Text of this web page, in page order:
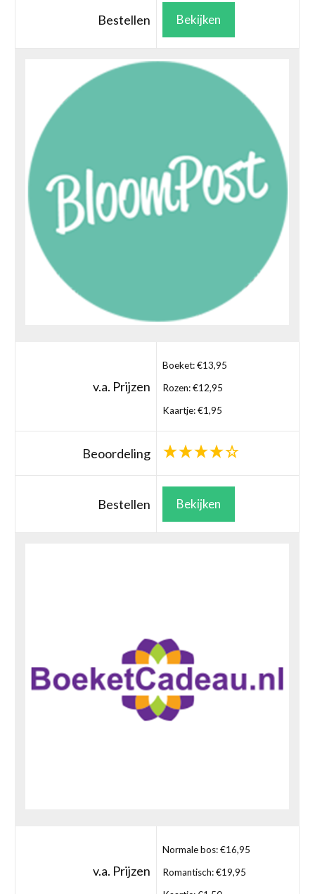
Bestellen Bekijken
v.a. Prijzen
Boeket: €13,95
Rozen: €12,95
Kaartje: €1,95
Beoordeling
Bestellen Bekijken
v.a. Prijzen
Normale bos: €16,95
Romantisch: €19,95